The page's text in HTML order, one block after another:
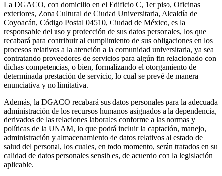
La DGACO, con domicilio en el Edificio C, 1er piso, Oficinas
exteriores, Zona Cultural de Ciudad Universitaria, Alcaldía de
Coyoacán, Código Postal 04510, Ciudad de México, es la
responsable del uso y protección de sus datos personales, los que
recabará para contribuir al cumplimiento de sus obligaciones en los
procesos relativos a la atención a la comunidad universitaria, ya sea
contratando proveedores de servicios para algún fin relacionado con
dichas competencias, o bien, formalizando el otorgamiento de
determinada prestación de servicio, lo cual se prevé de manera
enunciativa y no limitativa.
Además, la DGACO recabará sus datos personales para la adecuada
administración de los recursos humanos asignados a la dependencia,
derivados de las relaciones laborales conforme a las normas y
políticas de la UNAM, lo que podrá incluir la captación, manejo,
administración y almacenamiento de datos relativos al estado de
salud del personal, los cuales, en todo momento, serán tratados en su
calidad de datos personales sensibles, de acuerdo con la legislación
aplicable.